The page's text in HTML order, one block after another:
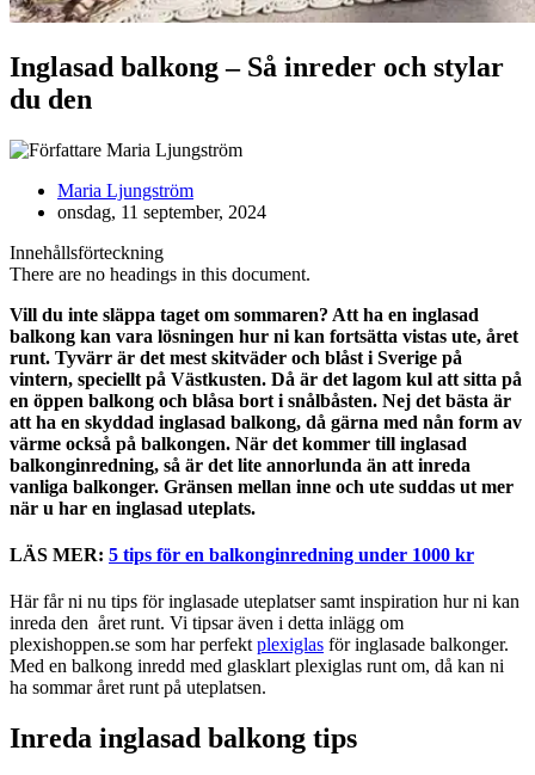
Inglasad balkong – Så inreder och stylar
du den
Maria Ljungström
onsdag, 11 september, 2024
Innehållsförteckning
There are no headings in this document.
Vill du inte släppa taget om sommaren? Att ha en inglasad
balkong kan vara lösningen hur ni kan fortsätta vistas ute, året
runt. Tyvärr är det mest skitväder och blåst i Sverige på
vintern, speciellt på Västkusten. Då är det lagom kul att sitta på
en öppen balkong och blåsa bort i snålbåsten. Nej det bästa är
att ha en skyddad inglasad balkong, då gärna med nån form av
värme också på balkongen. När det kommer till inglasad
balkonginredning, så är det lite annorlunda än att inreda
vanliga balkonger. Gränsen mellan inne och ute suddas ut mer
när u har en inglasad uteplats.
LÄS MER: 5 tips för en balkonginredning under 1000 kr
Här får ni nu tips för inglasade uteplatser samt inspiration hur ni kan
inreda den året runt. Vi tipsar även i detta inlägg om
plexishoppen.se som har perfekt plexiglas för inglasade balkonger.
Med en balkong inredd med glasklart plexiglas runt om, då kan ni
ha sommar året runt på uteplatsen.
Inreda inglasad balkong tips